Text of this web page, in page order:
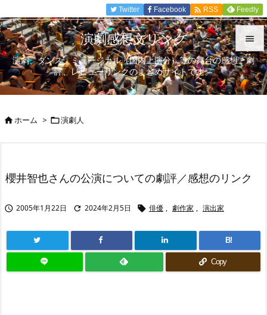


メニュ


Twitter Facebook  RSS Feedly
演劇感想文リンク
演劇、ダンス、ミュージカル（国内上演分）等の舞台の感想、劇
評、レビューリンクのまとめサイトです。
ホーム > 演劇人
櫻井智也さんの公演についての劇評／感想のリンク
 2005年1月22日  2024年2月5日  俳優 , 劇作家 , 演出家
B!
Copy